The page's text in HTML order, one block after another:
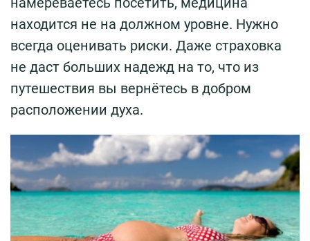
находится не на должном уровне. Нужно
всегда оценивать риски. Даже страховка
не даст больших надежд на то, что из
путешествия вы вернётесь в добром
расположении духа.